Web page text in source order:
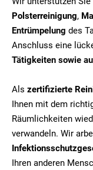
Polsterreinigung,
Entrümpelung des
Anschluss eine
Tätigkeiten sowie
Als zertifizierte
Ihnen mit dem
Räumlichkeiten
verwandeln. Wir
Ihren anderen